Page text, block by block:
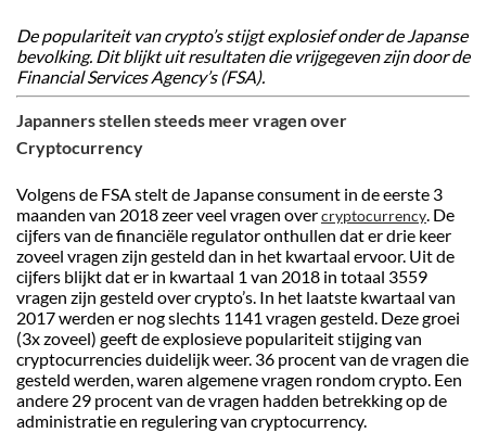
De populariteit van crypto’s stijgt explosief onder de Japanse
bevolking. Dit blijkt uit resultaten die vrijgegeven zijn door de
Financial Services Agency’s (FSA).
Japanners stellen steeds meer vragen over
Cryptocurrency
Volgens de FSA stelt de Japanse consument in de eerste 3
maanden van 2018 zeer veel vragen overcryptocurrency. De
cijfers van de financiële regulator onthullen dat er drie keer
zoveel vragen zijn gesteld dan in het kwartaal ervoor. Uit de
cijfers blijkt dat er in kwartaal 1 van 2018 in totaal 3559
vragen zijn gesteld over crypto’s. In het laatste kwartaal van
2017 werden er nog slechts 1141 vragen gesteld. Deze groei
(3x zoveel) geeft de explosieve populariteit stijging van
cryptocurrencies duidelijk weer. 36 procent van de vragen die
gesteld werden, waren algemene vragen rondom crypto. Een
andere 29 procent van de vragen hadden betrekking op de
administratie en regulering van cryptocurrency.